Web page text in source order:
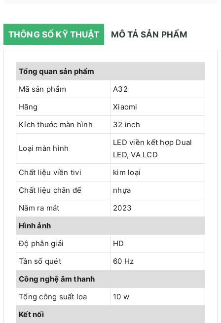
THÔNG SỐ KỸ THUẬT MÔ TẢ SẢN PHẨM
Tổng quan sản phẩm
Mã sản phẩm
A32
Hãng
Xiaomi
Kích thước màn hình
32 inch
Loại màn hình
LED viền kết hợp Dual
LED, VA LCD
Chất liệu viền tivi
kim loại
Chất liệu chân đế
nhựa
Năm ra mắt
2023
Hình ảnh
Độ phân giải
HD
Tần số quét
60 Hz
Công nghệ âm thanh
Tổng công suất loa
10 w
Kết nối